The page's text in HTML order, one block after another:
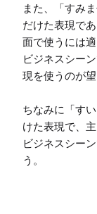
また、「すみ
だけた表現で
面で使うには適
ビジネスシー
現を使うのが望
ちなみに「す
けた表現で、
ビジネスシー
う。